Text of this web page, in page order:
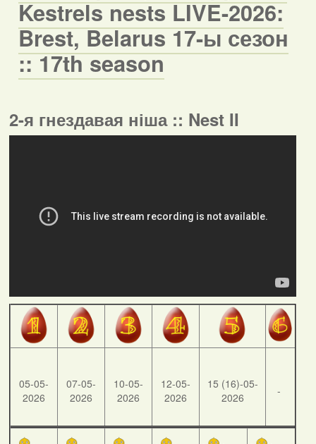
Kestrels nests LIVE-2026:
Brest, Belarus 17-ы сезон
:: 17th season
2-я гнездавая ніша :: Nest II
05-05-
2026
07-05-
2026
10-05-
2026
12-05-
2026
15 (16)-05-
2026
-